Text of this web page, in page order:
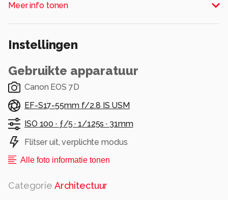
Meer info tonen
Instellingen
Gebruikte apparatuur
Canon EOS 7D
EF-S17-55mm f/2.8 IS USM
ISO 100 · ƒ/5 ·1/125s · 31mm
Flitser uit, verplichte modus
Alle foto informatie tonen
Categorie Architectuur